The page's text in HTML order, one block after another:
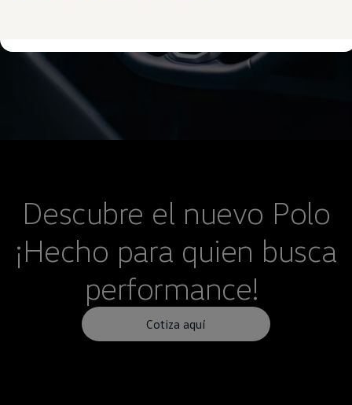
Descubre el nuevo Polo
¡Hecho para quien busca
performance!
Cotiza aquí